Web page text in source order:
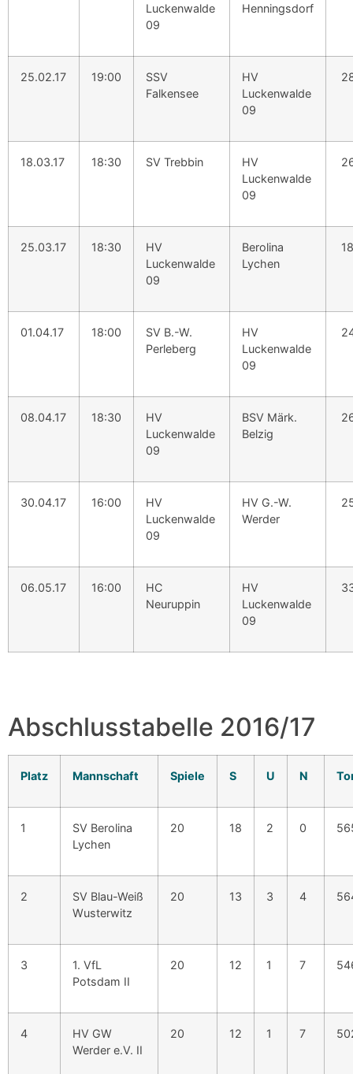
Luckenwalde
09
Henningsdorf
25.02.17 19:00
SSV
Falkensee
HV
Luckenwalde
09
18.03.17 18:30 SV Trebbin
HV
Luckenwalde
09
25.03.17 18:30
HV
Luckenwalde
09
Berolina
Lychen
01.04.17 18:00
SV B.-W.
Perleberg
HV
Luckenwalde
09
08.04.17 18:30
HV
Luckenwalde
09
BSV Märk.
Belzig
30.04.17 16:00
HV
Luckenwalde
09
HV G.-W.
Werder
06.05.17 16:00
HC
Neuruppin
HV
Luckenwalde
09
Abschlusstabelle 2016/17
Platz Mannschaft Spiele S U N
1
SV Berolina
Lychen
20 18 2 0
2
SV Blau-Weiß
Wusterwitz
20 13 3 4
3
1. VfL
Potsdam II
20 12 1 7
4
HV GW
Werder e.V. II
20 12 1 7